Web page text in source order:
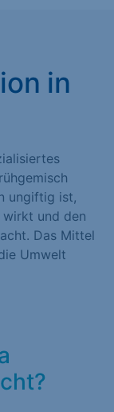
in
ungiftig ist,
und den
Das Mittel
Umwelt